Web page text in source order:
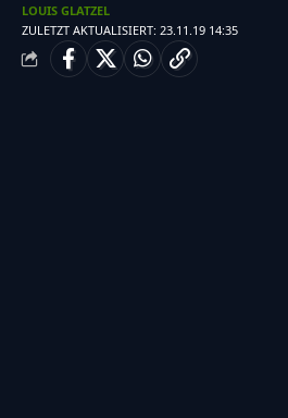
ZULETZT AKTUALISIERT: 23.11.19 14:35
LOUIS GLATZEL